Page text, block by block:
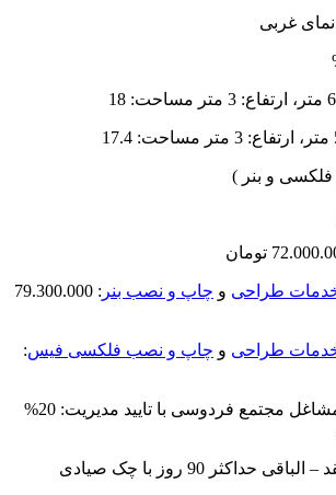
غربی
فلکسی و بنر )
طراحی و چاپ و نصب بنر
: 79.300.000
طراحی و چاپ و نصب فلکسی فیس:
قیمت برای کسبه و مشاغل مجتمع فردوسی با تایید مدیریت: 20%